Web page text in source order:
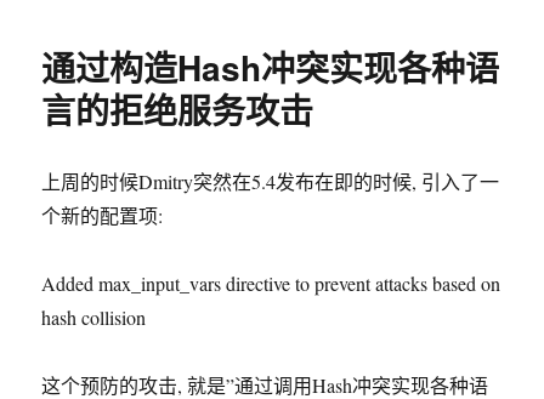
的
Hash
冲
实
例
通过构造Hash冲突实现各种语
言的拒绝服务攻击
上周的时候Dmitry突然在5.4发布在即的时候, 引入了一
个新的配置项:
Added max_input_vars directive to prevent attacks based on
hash collision
这个预防的攻击, 就是”通过调用Hash冲突实现各种语